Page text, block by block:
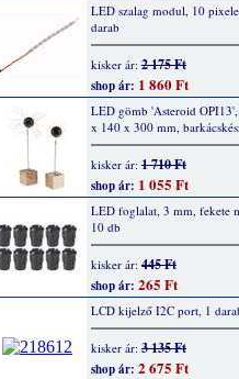
LED szalag modul, 10
darab
kisker ár: 2 175 Ft
shop ár: 1 860 Ft
LED gömb 'Asteroid
x 140 x 300 mm,
kisker ár: 1 710 Ft
shop ár: 1 055 Ft
LED foglalat, 3 mm, fekete
10 db
kisker ár: 445 Ft
shop ár: 265 Ft
LCD kijelző I2C port, 1
kisker ár: 3 135 Ft
shop ár: 2 675 Ft